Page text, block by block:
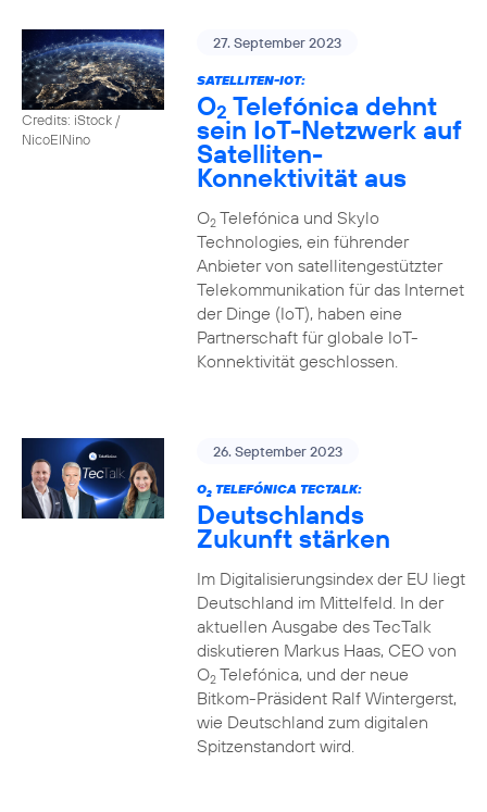
Credits: iStock /
NicoElNino
27. September 2023
SATELLITEN-IOT:
O2 Telefónica dehnt
sein IoT-Netzwerk auf
Satelliten-
Konnektivität aus
O2Telefónica und Skylo
Technologies, ein führender
Anbieter von satellitengestützter
Telekommunikation für das Internet
der Dinge (IoT), haben eine
Partnerschaft für globale IoT-
Konnektivität geschlossen.
26. September 2023
O2TELEFÓNICA TECTALK:
Deutschlands
Zukunft stärken
Im Digitalisierungsindex der EU liegt
Deutschland im Mittelfeld. In der
aktuellen Ausgabe des TecTalk
diskutieren Markus Haas, CEO von
O2Telefónica, und der neue
Bitkom-Präsident Ralf Wintergerst,
wie Deutschland zum digitalen
Spitzenstandort wird.